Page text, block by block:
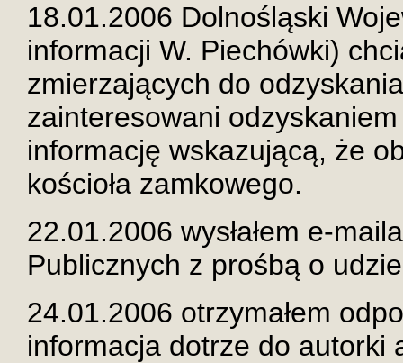
18.01.2006 Dolnośląski
informacji W. Piechówki)
zmierzających do
zainteresowani
informację wskazującą, że
kościoła zamkowego.
22.01.2006 wysłałem e-
Publicznych z prośbą o
24.01.2006 otrzymałem
informacja dotrze do autorki